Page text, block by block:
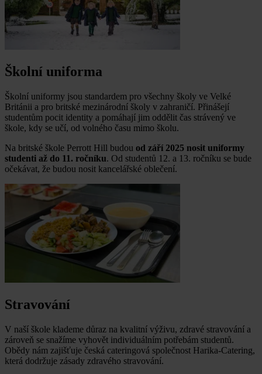
Školní uniforma
Školní uniformy jsou standardem pro všechny školy ve Velké
Británii a pro britské mezinárodní školy v zahraničí. Přinášejí
studentům pocit identity a pomáhají jim oddělit čas strávený ve
škole, kdy se učí, od volného času mimo školu.
Na britské škole Perrott Hill budou od září 2025 nosit uniformy
studenti až do 11. ročníku. Od studentů 12. a 13. ročníku se bude
očekávat, že budou nosit kancelářské oblečení.
Stravování
V naší škole klademe důraz na kvalitní výživu, zdravé stravování a
zároveň se snažíme vyhovět individuálním potřebám studentů.
Obědy nám zajišťuje česká cateringová společnost Harika-Catering,
která dodržuje zásady zdravého stravování.